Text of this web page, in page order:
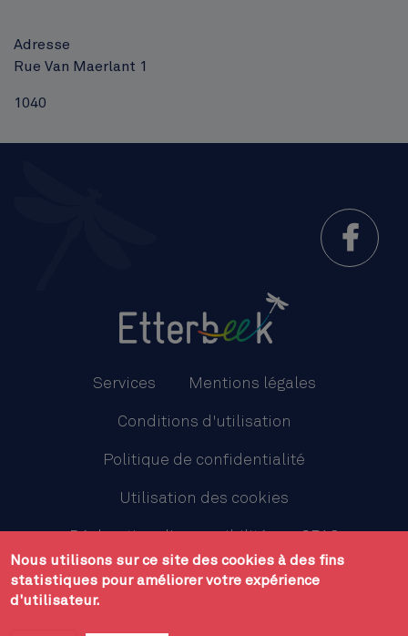
Adresse
Rue Van Maerlant 1
1040
Services Mentions légales
Conditions d'utilisation
Politique de confidentialité
Utilisation des cookies
Déclaration d'accessibilité CPAS
Plan du site
Nous utilisons sur ce site des cookies à des fins
statistiques pour améliorer votre expérience
d'utilisateur.